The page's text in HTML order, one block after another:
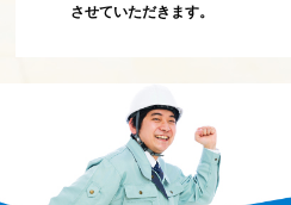
させていただきます。